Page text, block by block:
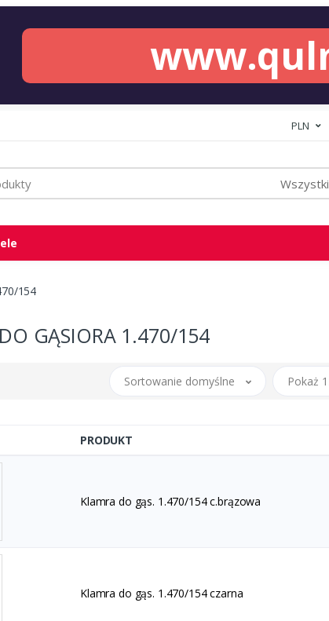
PLN
154
GĄSIORA 1.470/154
Sortowanie domyślne Pokaż
PRODUKT
Klamra do gąs. 1.470/154 c.brązowa
Klamra do gąs. 1.470/154 czarna